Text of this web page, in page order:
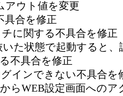
アウト値を変更
具合を修正
に関する不具合を修正
いた状態で起動すると
不具合を修正
インできない不具合を
らWEB設定画面への